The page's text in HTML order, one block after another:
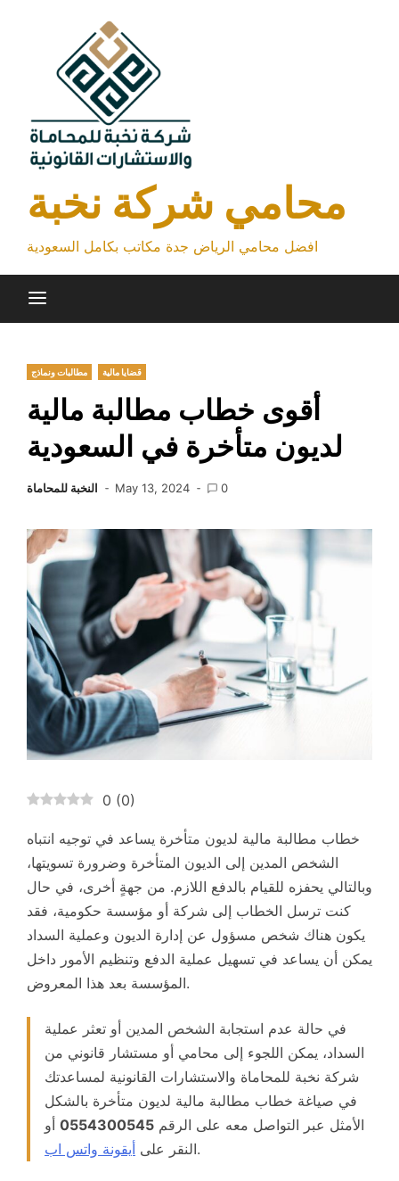
محامي شركة نخبة
افضل محامي الرياض جدة مكاتب بكامل السعودية
قضايا مالية مطالبات ونماذج
أقوى خطاب مطالبة مالية
لديون متأخرة في السعودية
النخبة للمحاماة May 13, 2024 0
0 (0)
خطاب مطالبة مالية لديون متأخرة يساعد في توجيه انتباه
الشخص المدين إلى الديون المتأخرة وضرورة تسويتها،
وبالتالي يحفزه للقيام بالدفع اللازم. من جهةٍ أخرى، في حال
كنت ترسل الخطاب إلى شركة أو مؤسسة حكومية، فقد
يكون هناك شخص مسؤول عن إدارة الديون وعملية السداد
يمكن أن يساعد في تسهيل عملية الدفع وتنظيم الأمور داخل
المؤسسة بعد هذا المعروض.
في حالة عدم استجابة الشخص المدين أو تعثر عملية
السداد، يمكن اللجوء إلى محامي أو مستشار قانوني من
شركة نخبة للمحاماة والاستشارات القانونية لمساعدتك
في صياغة خطاب مطالبة مالية لديون متأخرة بالشكل
الأمثل عبر التواصل معه على الرقم 0554300545 أو
النقر على أيقونة واتس اب .